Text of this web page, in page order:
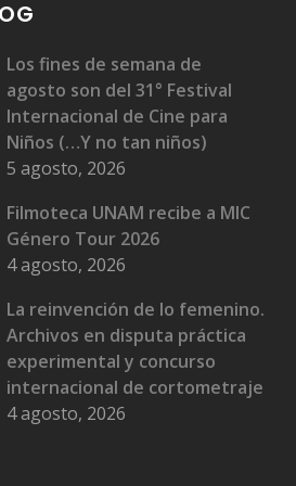
Los fines de semana de
agosto son del 31° Festival
Internacional de Cine para
Niños (…Y no tan niños)
5 agosto, 2026
Filmoteca UNAM recibe a MIC
Género Tour 2026
4 agosto, 2026
La reinvención de lo femenino.
Archivos en disputa práctica
experimental y concurso
internacional de cortometraje
4 agosto, 2026